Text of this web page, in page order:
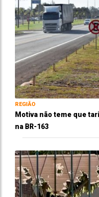
REGIÃO
Motiva não teme que
na BR-163